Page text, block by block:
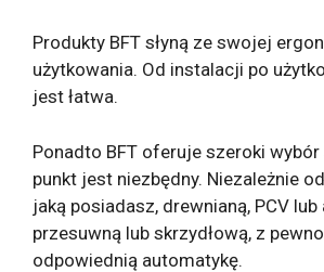
Produkty BFT słyną ze swojej
użytkowania. Od instalacji po
jest łatwa.
Ponadto BFT oferuje szeroki wybór
punkt jest niezbędny. Niezależnie
jaką posiadasz, drewnianą, PCV
przesuwną lub skrzydłową, z
odpowiednią automatykę.